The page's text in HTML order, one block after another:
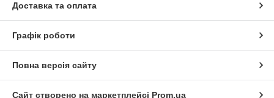
Доставка та оплата
Графік роботи
Повна версія сайту
Сайт створено на маркетплейсі Prom.ua